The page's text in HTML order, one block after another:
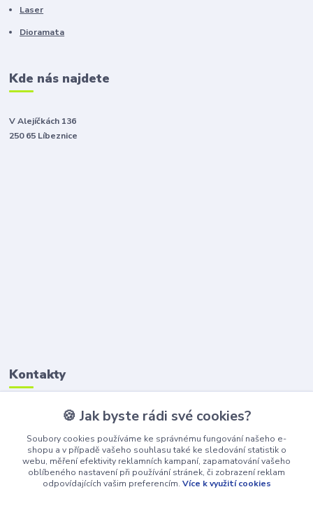
Laser
Dioramata
Kde nás najdete
V Alejíčkách 136
250 65 Líbeznice
Kontakty
(Po-Pá, 8-16 hod.)
awepe@atelier-wepe.cz
🍪 Jak byste rádi své cookies?
Soubory cookies používáme ke správnému fungování našeho e-
shopu a v případě vašeho souhlasu také ke sledování statistik o
webu, měření efektivity reklamních kampaní, zapamatování vašeho
oblíbeného nastavení při používání stránek, či zobrazení reklam
odpovídajících vašim preferencím. Více k využití cookies